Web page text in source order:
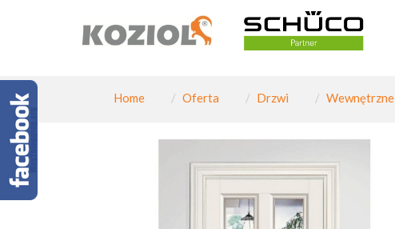
Home Oferta Drzwi Wewnętrzne